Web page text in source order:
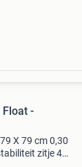
Float -
X 79 cm 0,30
zitje 4